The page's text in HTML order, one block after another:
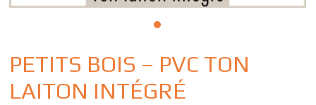
PETITS BOIS – PVC TON
LAITON INTÉGRÉ